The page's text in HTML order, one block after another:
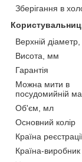
Зберігання в
Верхній
Висота, мм
Гарантія
Можна мити в
посудомийній
Об'єм, мл
Основний колір
Країна
Країна-